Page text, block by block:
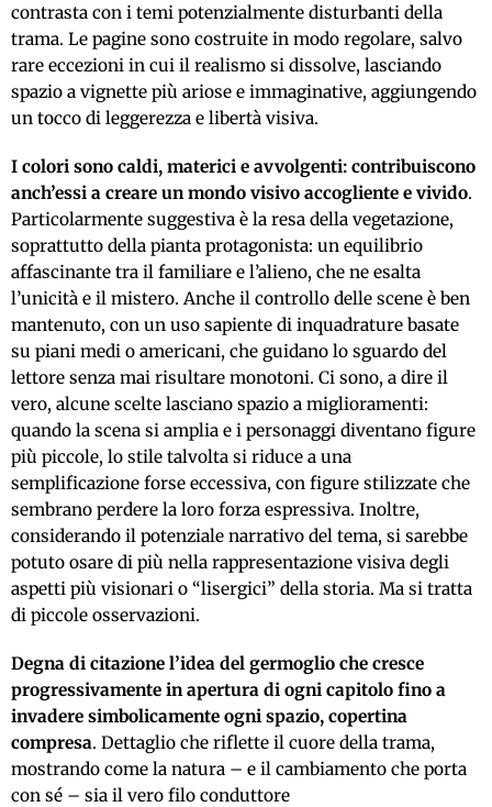
contrasta con i temi potenzialmente disturbanti della
trama. Le pagine sono costruite in modo regolare, salvo
rare eccezioni in cui il realismo si dissolve, lasciando
spazio a vignette più ariose e immaginative, aggiungendo
un tocco di leggerezza e libertà visiva.
I colori sono caldi, materici e avvolgenti: contribuiscono
anch’essi a creare un mondo visivo accogliente e vivido.
Particolarmente suggestiva è la resa della vegetazione,
soprattutto della pianta protagonista: un equilibrio
affascinante tra il familiare e l’alieno, che ne esalta
l’unicità e il mistero. Anche il controllo delle scene è ben
mantenuto, con un uso sapiente di inquadrature basate
su piani medi o americani, che guidano lo sguardo del
lettore senza mai risultare monotoni. Ci sono, a dire il
vero, alcune scelte lasciano spazio a miglioramenti:
quando la scena si amplia e i personaggi diventano figure
più piccole, lo stile talvolta si riduce a una
semplificazione forse eccessiva, con figure stilizzate che
sembrano perdere la loro forza espressiva. Inoltre,
considerando il potenziale narrativo del tema, si sarebbe
potuto osare di più nella rappresentazione visiva degli
aspetti più visionari o “lisergici” della storia. Ma si tratta
di piccole osservazioni.
Degna di citazione l’idea del germoglio che cresce
progressivamente in apertura di ogni capitolo fino a
invadere simbolicamente ogni spazio, copertina
compresa. Dettaglio che riflette il cuore della trama,
mostrando come la natura – e il cambiamento che porta
con sé – sia il vero filo conduttore